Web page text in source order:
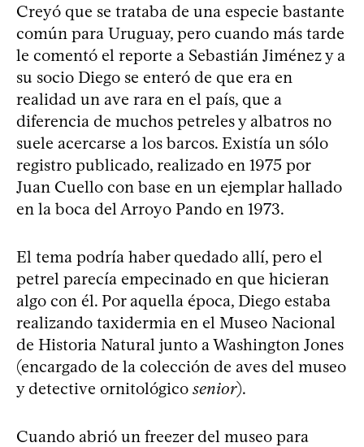
Creyó que se trataba de una especie bastante
común para Uruguay, pero cuando más tarde
le comentó el reporte a Sebastián Jiménez y a
su socio Diego se enteró de que era en
realidad un ave rara en el país, que a
diferencia de muchos petreles y albatros no
suele acercarse a los barcos. Existía un sólo
registro publicado, realizado en 1975 por
Juan Cuello con base en un ejemplar hallado
en la boca del Arroyo Pando en 1973.
El tema podría haber quedado allí, pero el
petrel parecía empecinado en que hicieran
algo con él. Por aquella época, Diego estaba
realizando taxidermia en el Museo Nacional
de Historia Natural junto a Washington Jones
(encargado de la colección de aves del museo
y detective ornitológico senior).
Cuando abrió un freezer del museo para